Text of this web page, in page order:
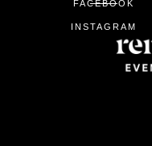
FACEBOOK
INSTAGRAM